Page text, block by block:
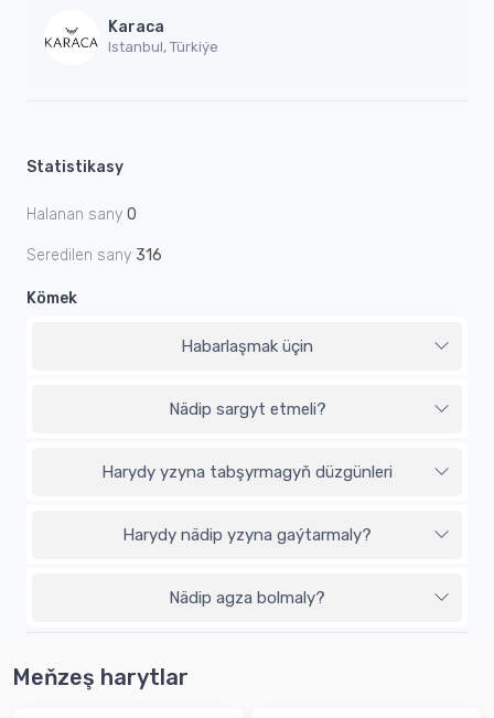
Karaca
Istanbul, Türkiýe
Statistikasy
Halanan sany 0
Seredilen sany 316
Kömek
Habarlaşmak üçin
Nädip sargyt etmeli?
Harydy yzyna tabşyrmagyň düzgünleri
Harydy nädip yzyna gaýtarmaly?
Nädip agza bolmaly?
Meňzeş harytlar